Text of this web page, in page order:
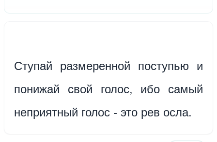
Ступай размеренной поступью и
понижай свой голос, ибо самый
неприятный голос - это рев осла.